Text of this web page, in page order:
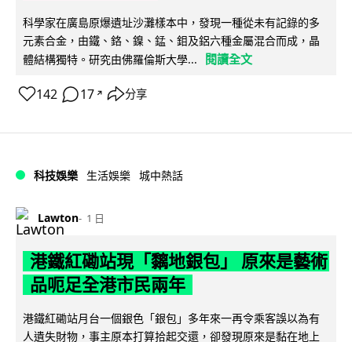
科學家在廣島原爆遺址沙灘樣本中，發現一種從未有記錄的多
元素合金，由鐵、鉻、鎳、錳、鉬及鋁六種金屬混合而成，晶
體結構獨特。研究由佛羅倫斯大學...
閱讀全文
142 17 ↗ 分享
科技娛樂 生活娛樂 城中熱話
Lawton 1 日
港鐵紅磡站現「黐地銀包」 原來是藝術
品呃足全港市民兩年
港鐵紅磡站月台一個銀色「銀包」多年來一再令乘客誤以為有
人遺失財物，事主原本打算拾起交還，卻發現原來是黏在地上